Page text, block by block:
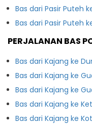
Bas dari Pasir Puteh
Bas dari Pasir Puteh
PERJALANAN BAS
Bas dari Kajang ke
Bas dari Kajang ke
Bas dari Kajang ke
Bas dari Kajang ke
Bas dari Kajang ke